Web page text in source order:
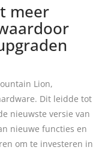
meer
Lion,
Dit leidde tot
nieuwste versie van
nieuwe functies en
om te investeren in